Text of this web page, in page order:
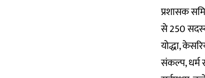
प्रशासक
से 250
योद्धा,
संकल्प, धर्म